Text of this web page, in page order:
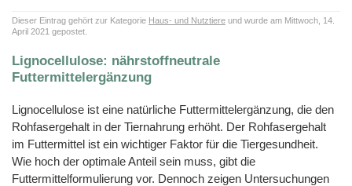
Schweißelektroden
Datenschutzerklärung
Dieser Eintrag gehört zur Kategorie Haus- und Nutztiere und wurde am Mittwoch, 14.
April 2021 gepostet.
Lignocellulose: nährstoffneutrale
Futtermittelergänzung
Lignocellulose ist eine natürliche Futtermittelergänzung, die den
Rohfasergehalt in der Tiernahrung erhöht. Der Rohfasergehalt
im Futtermittel ist ein wichtiger Faktor für die Tiergesundheit.
Wie hoch der optimale Anteil sein muss, gibt die
Futtermittelformulierung vor. Dennoch zeigen Untersuchungen